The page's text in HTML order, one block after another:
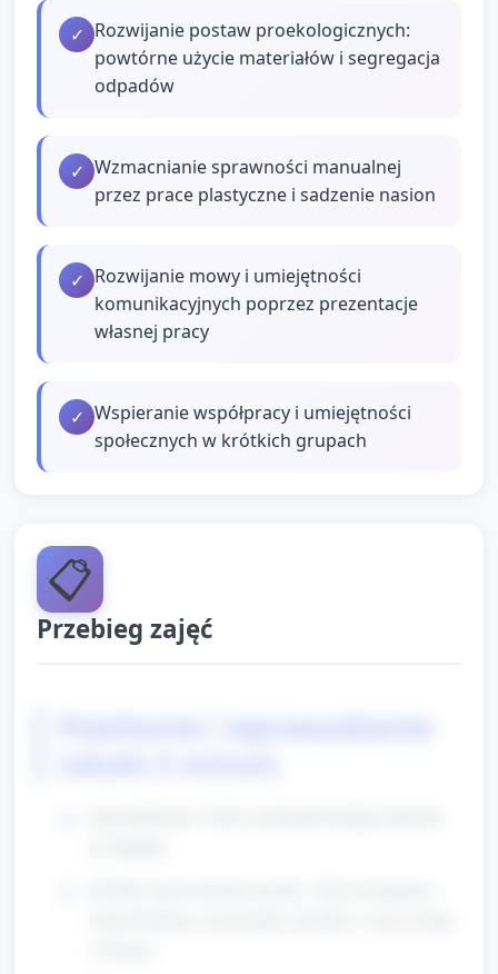
✓ Rozwijanie postaw proekologicznych:
powtórne użycie materiałów i segregacja
odpadów
✓ Wzmacnianie sprawności manualnej
przez prace plastyczne i sadzenie nasion
✓ Rozwijanie mowy i umiejętności
komunikacyjnych poprzez prezentacje
własnej pracy
✓ Wspieranie współpracy i umiejętności
społecznych w krótkich grupach
📋
Przebieg zajęć